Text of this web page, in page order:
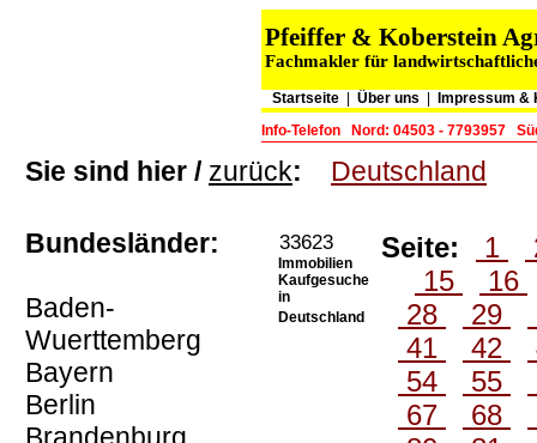
Pfeiffer & Koberstein
Fachmakler für
Startseite Über uns
Impressum &
Info-Telefon
Nord: 04503 - 7793957
Sie sind hier / zurück: Deutschland
Bundesländer:
Baden-
Wuerttemberg
Bayern
Berlin
33623
Immobilien
Kaufgesuche
in
Deutschland
Seite: 1
15
16
28
29
41
42
54
55
67
68